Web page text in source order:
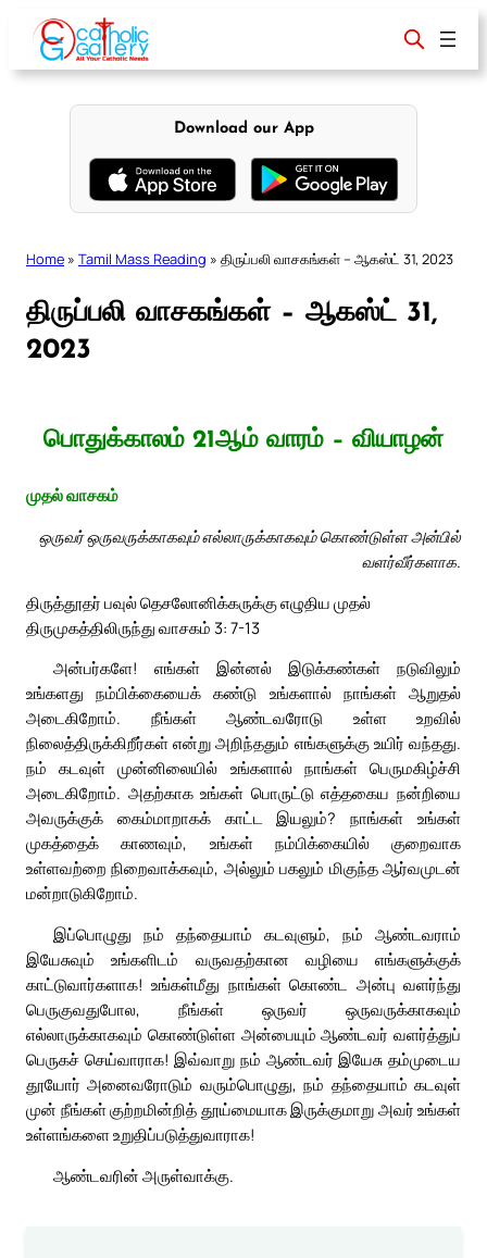
content
Download our App
Home » Tamil Mass Reading » திருப்பலி வாசகங்கள் – ஆகஸ்ட் 31, 2023
திருப்பலி வாசகங்கள் – ஆகஸ்ட் 31,
2023
பொதுக்காலம் 21ஆம் வாரம் – வியாழன்
முதல் வாசகம்
ஒருவர் ஒருவருக்காகவும் எல்லாருக்காகவும் கொண்டுள்ள அன்பில்
வளர்வீர்களாக.
திருத்தூதர் பவுல் தெசலோனிக்கருக்கு எழுதிய முதல்
திருமுகத்திலிருந்து வாசகம் 3: 7-13
அன்பர்களே! எங்கள் இன்னல் இடுக்கண்கள் நடுவிலும்
உங்களது நம்பிக்கையைக் கண்டு உங்களால் நாங்கள் ஆறுதல்
அடைகிறோம். நீங்கள் ஆண்டவரோடு உள்ள உறவில்
நிலைத்திருக்கிறீர்கள் என்று அறிந்ததும் எங்களுக்கு உயிர் வந்தது.
நம் கடவுள் முன்னிலையில் உங்களால் நாங்கள் பெருமகிழ்ச்சி
அடைகிறோம். அதற்காக உங்கள் பொருட்டு எத்தகைய நன்றியை
அவருக்குக் கைம்மாறாகக் காட்ட இயலும்? நாங்கள் உங்கள்
முகத்தைக் காணவும், உங்கள் நம்பிக்கையில் குறைவாக
உள்ளவற்றை நிறைவாக்கவும், அல்லும் பகலும் மிகுந்த ஆர்வமுடன்
மன்றாடுகிறோம்.
இப்பொழுது நம் தந்தையாம் கடவுளும், நம் ஆண்டவராம்
இயேசுவும் உங்களிடம் வருவதற்கான வழியை எங்களுக்குக்
காட்டுவார்களாக! உங்கள்மீது நாங்கள் கொண்ட அன்பு வளர்ந்து
பெருகுவதுபோல, நீங்கள் ஒருவர் ஒருவருக்காகவும்
எல்லாருக்காகவும் கொண்டுள்ள அன்பையும் ஆண்டவர் வளர்த்துப்
பெருகச் செய்வாராக! இவ்வாறு நம் ஆண்டவர் இயேசு தம்முடைய
தூயோர் அனைவரோடும் வரும்பொழுது, நம் தந்தையாம் கடவுள்
முன் நீங்கள் குற்றமின்றித் தூய்மையாக இருக்குமாறு அவர் உங்கள்
உள்ளங்களை உறுதிப்படுத்துவாராக!
ஆண்டவரின் அருள்வாக்கு.